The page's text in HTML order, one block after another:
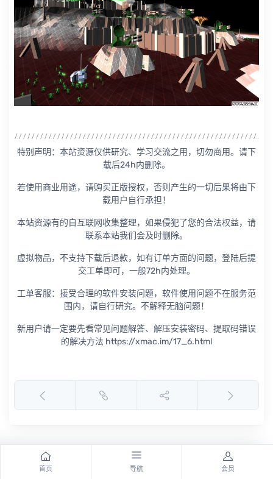
特别声明：本站资源仅供研究、学习交流之用，切勿商用。请下
载后24h内删除。
若使用商业用途，请购买正版授权，否则产生的一切后果将由下
载用户自行承担！
本站资源有的自互联网收集整理，如果侵犯了您的合法权益，请
联系本站我们会及时删除。
虚拟物品，不支持下载后退款，如有订单方面的问题，登陆后提
交工单即可，一般72h内处理。
工单客服：接受合理的软件安装问题，软件使用问题不在服务范
围内，请自行研究。不解释无脑问题！
新用户请一定要先看常见问题解答、解压安装密码、提取码错误
的解决方法 https://xmac.im/17_6.html
首页 导航 会员